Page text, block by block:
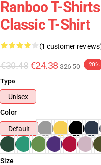
Ranboo T-
Classic T-Shirt
(1 customer reviews)
€30.48 €24.38 $26.50 -20%
Type
Unisex
Color
Default
Size